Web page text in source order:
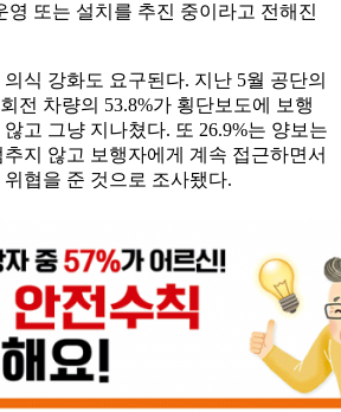
영 또는 설치를 추진 중이라고 전해진
식 강화도 요구된다. 지난 5월 공단의
전 차량의 53.8%가 횡단보도에 보행
고 그냥 지나쳤다. 또 26.9%는 양보는
지 않고 보행자에게 계속 접근하면서
협을 준 것으로 조사됐다.